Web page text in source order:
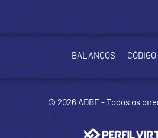
BALANÇOS
© 2026 ADBF - Todos os